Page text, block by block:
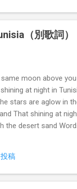
（別歌詞）
moon above
at night in
stars are aglow in
That shining at
the desert sand
of the day seem to
Each wonderful
peace
稿